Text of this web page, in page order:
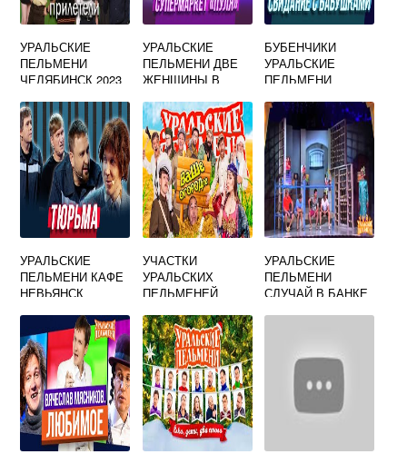
УРАЛЬСКИЕ
ПЕЛЬМЕНИ
ЧЕЛЯБИНСК 2023
УРАЛЬСКИЕ
ПЕЛЬМЕНИ ДВЕ
ЖЕНЩИНЫ В
БУБЕНЧИКИ
УРАЛЬСКИЕ
ПЕЛЬМЕНИ
УРАЛЬСКИЕ
ПЕЛЬМЕНИ КАФЕ
НЕВЬЯНСК
УЧАСТКИ
УРАЛЬСКИХ
ПЕЛЬМЕНЕЙ
УРАЛЬСКИЕ
ПЕЛЬМЕНИ
СЛУЧАЙ В БАНКЕ